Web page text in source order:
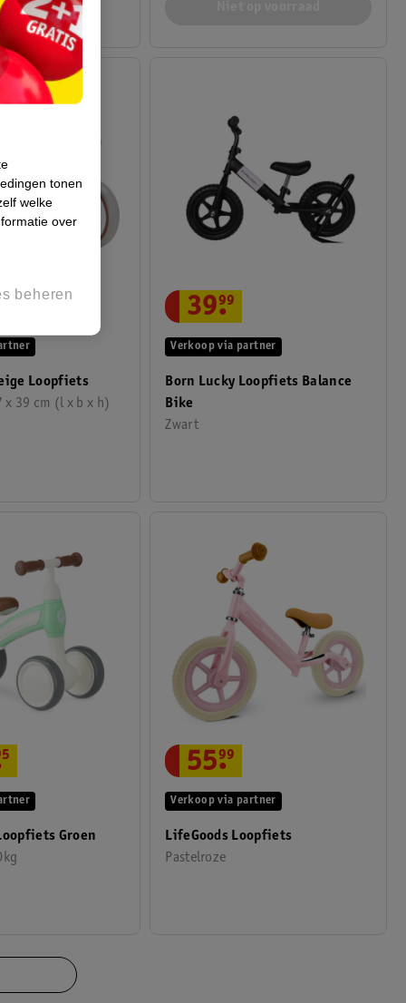
Loopfiets
x 39 cm (l x b x h)
Born Lucky Loopfiets Balance
Bike
Zwart
Verkoop via partner
39.
99
Groen
LifeGoods Loopfiets
Pastelroze
Verkoop via partner
55.
99
tonen
welke
over
beheren